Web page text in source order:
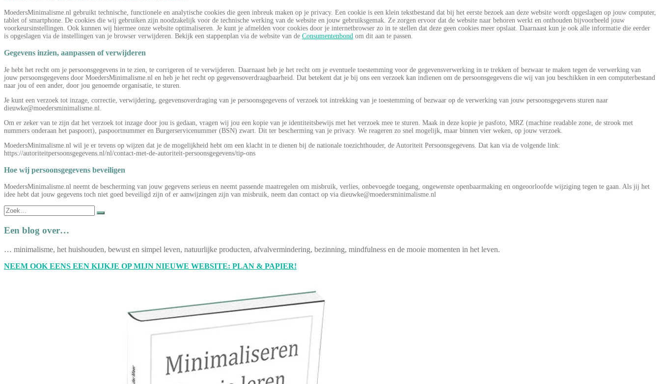
MoedersMinimalisme.nl gebruikt technische, functionele en analytische cookies die geen inbreuk maken op je privacy. Een cookie is een klein tekstbestand dat bij het eerste bezoek aan deze website wordt opgeslagen op jouw computer,
tablet of smartphone. De cookies die wij gebruiken zijn noodzakelijk voor de technische werking van de website en jouw gebruiksgemak. Ze zorgen ervoor dat de website naar behoren werkt en onthouden bijvoorbeeld jouw
voorkeursinstellingen. Ook kunnen wij hiermee onze website optimaliseren. Je kunt je afmelden voor cookies door je internetbrowser zo in te stellen dat deze geen cookies meer opslaat. Daarnaast kun je ook alle informatie die eerder
is opgeslagen via de instellingen van je browser verwijderen. Bekijk een stappenplan via de website van de Consumentenbond om dit aan te passen.
Gegevens inzien, aanpassen of verwijderen
Je hebt het recht om je persoonsgegevens in te zien, te corrigeren of te verwijderen. Daarnaast heb je het recht om je eventuele toestemming voor de gegevensverwerking in te trekken of bezwaar te maken tegen de verwerking van
jouw persoonsgegevens door MoedersMinimalisme.nl en heb je het recht op gegevensoverdraagbaarheid. Dat betekent dat je bij ons een verzoek kan indienen om de persoonsgegevens die wij van jou beschikken in een computerbestand
naar jou of een ander, door jou genoemde organisatie, te sturen.
Je kunt een verzoek tot inzage, correctie, verwijdering, gegevensoverdraging van je persoonsgegevens of verzoek tot intrekking van je toestemming of bezwaar op de verwerking van jouw persoonsgegevens sturen naar
dieuwke@moedersminimalisme.nl.
Om er zeker van te zijn dat het verzoek tot inzage door jou is gedaan, vragen wij jou een kopie van je identiteitsbewijs met het verzoek mee te sturen. Maak in deze kopie je pasfoto, MRZ (machine readable zone, de strook met
nummers onderaan het paspoort), paspoortnummer en Burgerservicenummer (BSN) zwart. Dit ter bescherming van je privacy. We reageren zo snel mogelijk, maar binnen vier weken, op jouw verzoek.
MoedersMinimalisme.nl wil je er tevens op wijzen dat je de mogelijkheid hebt om een klacht in te dienen bij de nationale toezichthouder, de Autoriteit Persoonsgegevens. Dat kan via de volgende link:
https://autoriteitpersoonsgegevens.nl/nl/contact-met-de-autoriteit-persoonsgegevens/tip-ons
Hoe wij persoonsgegevens beveiligen
MoedersMinimalisme.nl neemt de bescherming van jouw gegevens serieus en neemt passende maatregelen om misbruik, verlies, onbevoegde toegang, ongewenste openbaarmaking en ongeoorloofde wijziging tegen te gaan. Als jij het
idee hebt dat jouw gegevens toch niet goed beveiligd zijn of er aanwijzingen zijn van misbruik, neem dan contact op via dieuwke@moedersminimalisme.nl
Zoek
naar:
Een blog over…
… minimalisme, het huishouden, bewust en simpel leven, natuurlijke producten, afvalvermindering, bezinning, mindfulness en de mooie momenten in het leven.
NEEM OOK EENS EEN KIJKJE OP MIJN NIEUWE WEBSITE: PLAN & PAPIER!